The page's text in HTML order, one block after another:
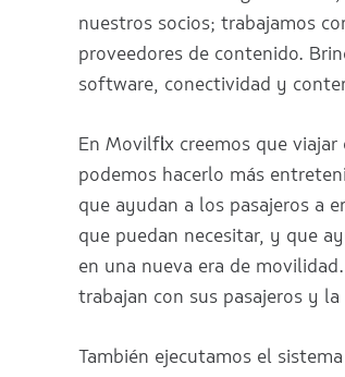
nuestros socios; trabajamos
proveedores de contenido.
software, conectividad y
En Movilflix creemos que
podemos hacerlo más
que ayudan a los pasajeros a
que puedan necesitar, y que
en una nueva era de
trabajan con sus pasajeros y
También ejecutamos el